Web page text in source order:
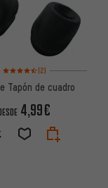
Valoración media: 4,5 de 5
(2)
Tapón de cuadro
4,99€